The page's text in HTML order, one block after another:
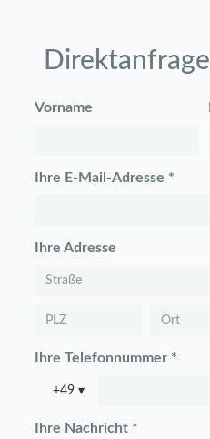
Direktanfrage
Vorname
Ihre E-Mail-Adresse *
Ihre Adresse
Ihre Telefonnummer *
+49 ▾
Ihre Nachricht *